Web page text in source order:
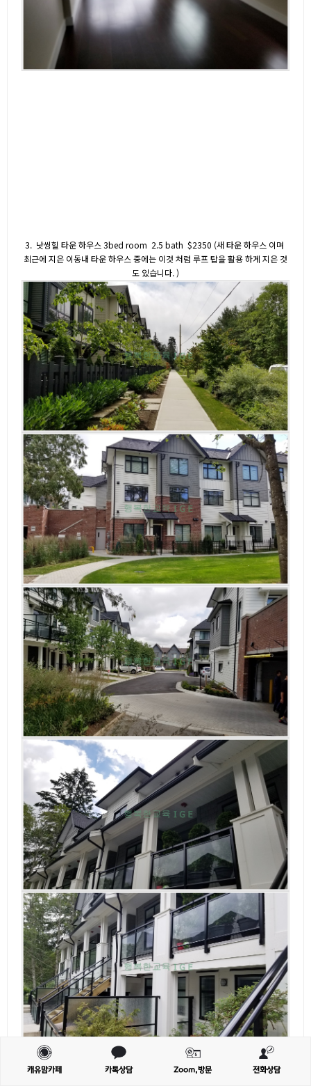
3. 낫씽힐 타운 하우스 3bed room 2.5 bath $2350 (새 타운 하우스 이며
최근에 지은 이동내 타운 하우스 중에는 이것 처럼 루프 탑을 활용 하게 지은 것
도 있습니다. )
캐유맘카페 카톡상담 Zoom,방문 전화상담